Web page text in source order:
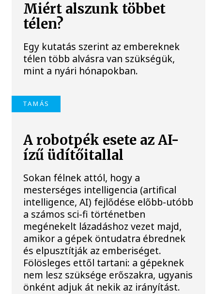
Miért alszunk többet
télen?
Egy kutatás szerint az embereknek
télen több alvásra van szükségük,
mint a nyári hónapokban.
TAMÁS
A robotpék esete az AI-
ízű üdítőitallal
Sokan félnek attól, hogy a
mesterséges intelligencia (artifical
intelligence, AI) fejlődése előbb-utóbb
a számos sci-fi történetben
megénekelt lázadáshoz vezet majd,
amikor a gépek öntudatra ébrednek
és elpusztítják az emberiséget.
Fölösleges ettől tartani: a gépeknek
nem lesz szüksége erőszakra, ugyanis
önként adjuk át nekik az irányítást.